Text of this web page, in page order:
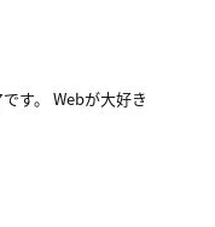
す。 Webが大好き